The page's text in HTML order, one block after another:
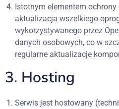
Istotnym elementem
aktualizacja wszelkiego
wykorzystywanego przez
danych osobowych, co w
regularne aktualizacje
3. Hosting
Serwis jest hostowany